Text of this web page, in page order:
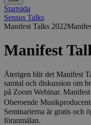
Startsida
Sensus Talks
Manifest Talks 2022
Manifest
Återigen blir det Manifest
samtal och diskussion om
på Zoom Webinar.
Oberoende
Seminarierna är gratis och
föranmälan.